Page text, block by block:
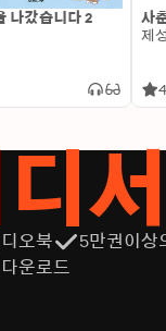
나갔습니다 2
사
제
오북
5만권이상
운로드